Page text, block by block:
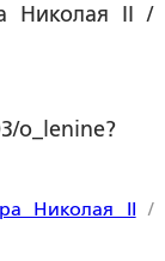
Николая II /
o_lenine?
Николая II /